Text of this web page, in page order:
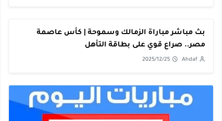
بث مباشر مباراة الزمالك وسموحة | كأس عاصمة
مصر.. صراع قوي على بطاقة التأهل
Ahdaf
2025/12/25